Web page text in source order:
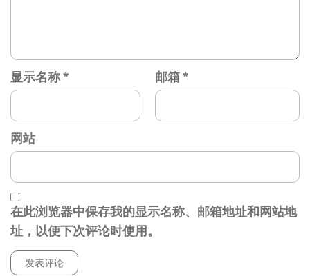
显示名称* 邮箱*
网站
在此浏览器中保存我的显示名称、邮箱地址和网站地
址，以便下次评论时使用。